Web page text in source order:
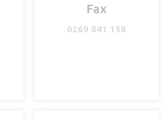
Fax
0269 841 158